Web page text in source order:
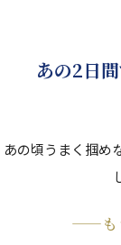
あの2日間
あの頃うまく掴め
——も